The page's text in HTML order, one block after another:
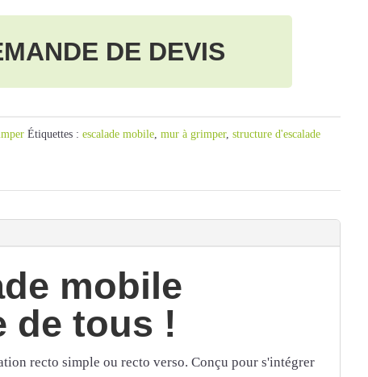
DE DEVIS
Étiquettes :escalade mobile,mur à grimper,structure d'escalade
mobile
de tous !
recto simple ou recto verso. Conçu pour s'intégrer